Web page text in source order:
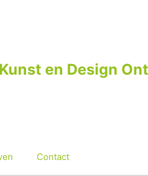
Kunst en Design
Contact